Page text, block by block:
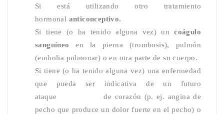
Si está utilizando otro tratamiento
hormonal anticonceptivo.
Si tiene (o ha tenido alguna vez) un
coágulo
sanguíneo
en la pierna (trombosis), pulmón
(embolia pulmonar) o en otra parte de su cuerpo.
Si tiene (o ha tenido alguna vez) una enfermedad
que pueda ser indicativa de un futuro
ataque
de corazón (p. ej. angina de
pecho que produce un dolor fuerte en el pecho) o